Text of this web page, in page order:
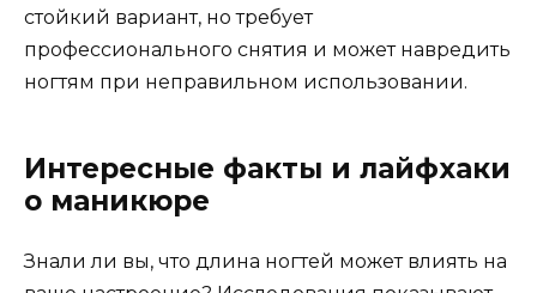
стойкий вариант, но требует
профессионального снятия и может навредить
ногтям при неправильном использовании.
Интересные факты и лайфхаки
о маникюре
Знали ли вы, что длина ногтей может влиять на